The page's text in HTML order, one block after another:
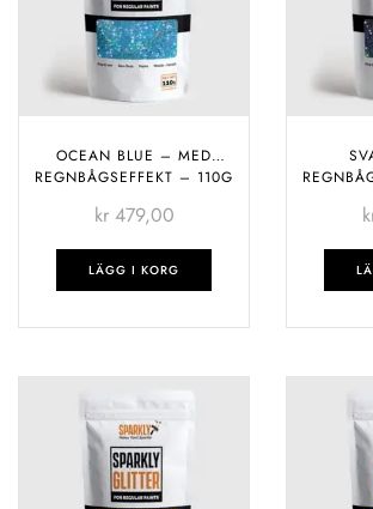
OCEAN BLUE – MED
REGNBÅGSEFFEKT – 110G
kr479,00
LÄGG I KORG